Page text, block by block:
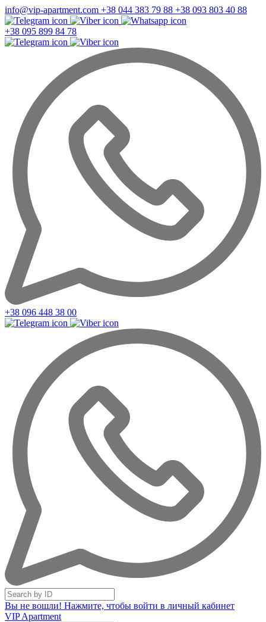
info@vip-apartment.com +38 044 383 79 88 +38 093 803 40 88
+38 095 899 84 78
+38 096 448 38 00
Вы не вошли! Нажмите, чтобы войти в личный кабинет
VIP Apartment